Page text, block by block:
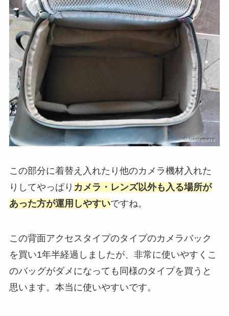
この部分に着替え入れたり他のカメラ機材入れた
りしてやっぱり カメラ・レンズ以外も入る場所が
あった方が運用しやすいですね。
この背面アクセスタイプのタイプのカメラバック
を買い1年半経過しましたが、非常に使いやすくこ
のバッグがダメになっても同様のタイプを買うと
思います。本当に使いやすいです。